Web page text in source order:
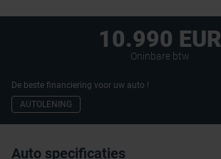
10.990 EUR
Oninbare btw
De beste financiering voor uw auto !
AUTOLENING
Auto specificaties